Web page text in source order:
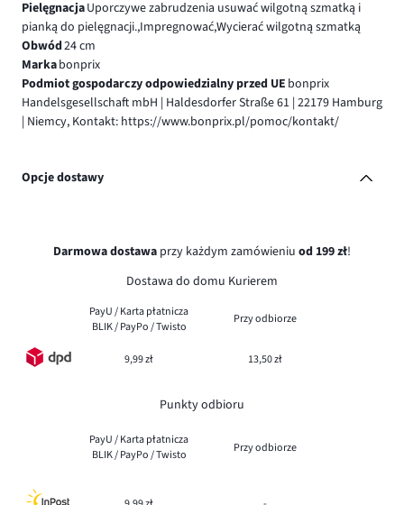
PielęgnacjaUporczywe zabrudzenia usuwać wilgotną szmatką i
pianką do pielęgnacji.,Impregnować,Wycierać wilgotną szmatką
Obwód24 cm
Markabonprix
Podmiot gospodarczy odpowiedzialny przed UE bonprix
Handelsgesellschaft mbH | Haldesdorfer Straße 61 | 22179 Hamburg
| Niemcy, Kontakt: https://www.bonprix.pl/pomoc/kontakt/
Opcje dostawy
Darmowa dostawa przy każdym zamówieniu od 199 zł!
Dostawa do domu Kurierem
PayU / Karta płatnicza
BLIK / PayPo / Twisto
Przy odbiorze
9,99 zł 13,50 zł
Punkty odbioru
PayU / Karta płatnicza
BLIK / PayPo / Twisto
Przy odbiorze